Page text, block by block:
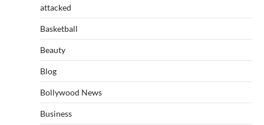
attacked
Basketball
Beauty
Blog
Bollywood News
Business